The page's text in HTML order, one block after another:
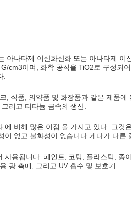
아나타제 이산화산화 또는 아나타제
cm3이며, 화학 공식을 TiO2로 구성되
.
, 식품, 의약품 및 화장품과 같은 제품
리고 티타늄 금속의 생산.
비해 많은 이점 을 가지고 있다. 그것
없고 불화성이 없습니다.게다가 다른
용됩니다. 페인트, 코팅, 플라스틱, 종
광 촉매, 그리고 UV 흡수 및 보호기.